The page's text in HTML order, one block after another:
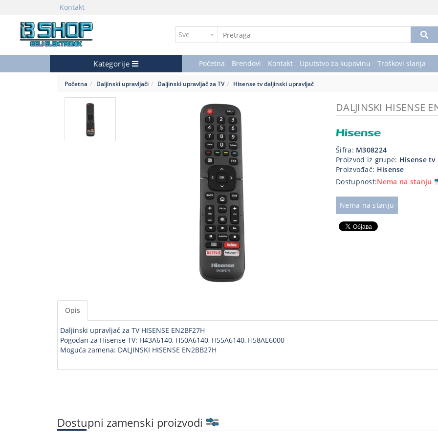
Kontakt
Kategorije Početna Brendovi Kontakt Uputstvo za kupovinu Troškovi slanja
Početna Daljinski upravljači Daljinski upravljač za TV Hisense tv daljinski upravljač
DALJINSKI HISENSE
Šifra: M308224
Proizvod iz grupe: Hisense
Proizvođač: Hisense
Dostupnost:Nema na stanju
Nema na stanju
Opis
Daljinski upravljač za TV HISENSE EN2BF27H
Pogodan za Hisense TV: H43A6140, H50A6140, H55A6140, H58AE6000
Moguća zamena: DALJINSKI HISENSE EN2BB27H
Dostupni zamenski proizvodi